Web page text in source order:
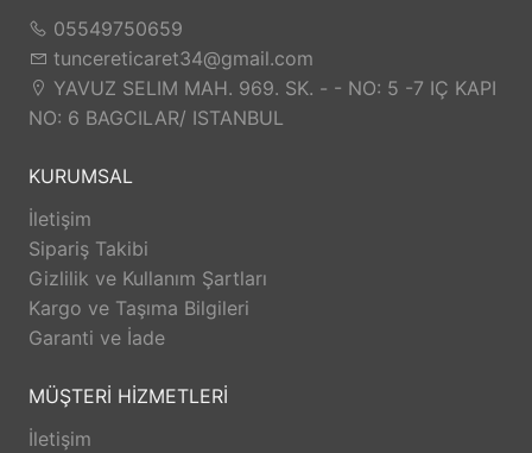
05549750659
tuncereticaret34@gmail.com
YAVUZ SELIM MAH. 969. SK. - - NO: 5 -7 IÇ KAPI
NO: 6 BAGCILAR/ ISTANBUL
KURUMSAL
İletişim
Sipariş Takibi
Gizlilik ve Kullanım Şartları
Kargo ve Taşıma Bilgileri
Garanti ve İade
MÜŞTERİ HİZMETLERİ
İletişim